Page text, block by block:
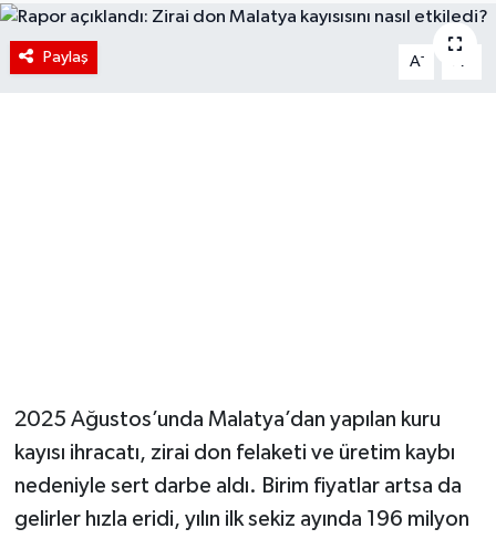
Paylaş A- A
2025 Ağustos’unda Malatya’dan yapılan kuru
kayısı ihracatı, zirai don felaketi ve üretim kaybı
nedeniyle sert darbe aldı. Birim fiyatlar artsa da
gelirler hızla eridi, yılın ilk sekiz ayında 196 milyon